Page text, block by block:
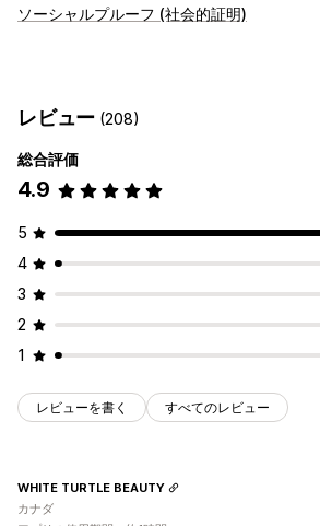
ギャラリータイプ
カスタムスタイル
ソーシャルプルーフ (社会的証明)
カスタムレイアウト
レビュー (208)
総合評価
4.9
5
4
3
2
1
レビューを書く すべてのレビュー
WHITE TURTLE BEAUTY
カナダ